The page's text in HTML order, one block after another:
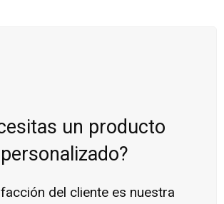
un producto
personalizado?
del cliente es nuestra